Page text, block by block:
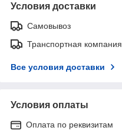
Условия доставки
Самовывоз
Транспортная компания
Все условия доставки
Условия оплаты
Оплата по реквизитам